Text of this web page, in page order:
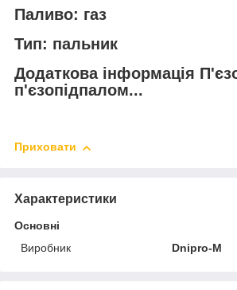
Паливо: газ
Тип: пальник
Додаткова інформація
п'єзопідпалом...
Приховати
Характеристики
Основні
Виробник
Dnipro-M